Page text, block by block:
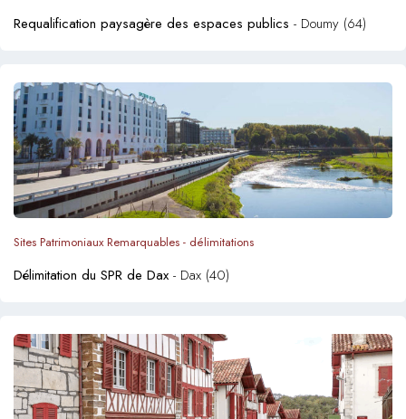
Requalification paysagère des espaces publics - Doumy (64)
Sites Patrimoniaux Remarquables - délimitations
Délimitation du SPR de Dax - Dax (40)